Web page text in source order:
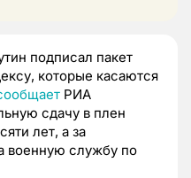
подписал пакет
которые касаются
РИА
сдачу в плен
лет, а за
военную службу по